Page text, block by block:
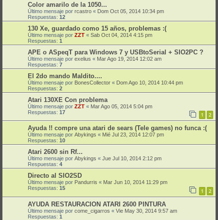
Color amarilo de la 1050...
Último mensaje por rcastro « Dom Oct 05, 2014 10:34 pm
Respuestas: 12
130 Xe, guardado como 15 años, problemas :(
Último mensaje por ZZT « Sab Oct 04, 2014 4:15 pm
Respuestas: 1
APE o ASpeqT para Windows 7 y USBtoSerial + SIO2PC ?
Último mensaje por exelius « Mar Ago 19, 2014 12:02 am
Respuestas: 7
El 2do mando Maldito....
Último mensaje por BonesCollector « Dom Ago 10, 2014 10:44 pm
Respuestas: 2
Atari 130XE Con problema
Último mensaje por ZZT « Mar Ago 05, 2014 5:04 pm
Respuestas: 17 1 2
Ayuda !! compre una atari de sears (Tele games) no funca :(
Último mensaje por Abykings « Mié Jul 23, 2014 12:07 pm
Respuestas: 10
Atari 2600 sin Rf...
Último mensaje por Abykings « Jue Jul 10, 2014 2:12 pm
Respuestas: 4
Directo al SIO2SD
Último mensaje por Pandurris « Mar Jun 10, 2014 11:29 pm
Respuestas: 15 1 2
AYUDA RESTAURACION ATARI 2600 PINTURA
Último mensaje por come_cigarros « Vie May 30, 2014 9:57 am
Respuestas: 1